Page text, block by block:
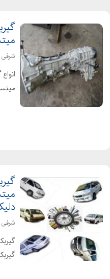
قیمت استپر پراید دینا پارت
قیمت استپر پراید زیمنس
قیمت استپر پراید شرکتی
قیمت استپر پژو
قیمت استپر پژو پارس ایساکو
قیمت استپر موتور پژو دینا پارت
کانال لوازم یدکی سایپا
لوازم بدنه پراید
لوازم یدکی ایران خودرو
لوازم یدکی پراید
لوازم یدکی تهران
متریال بلبرینگ
شرفی
شرفی